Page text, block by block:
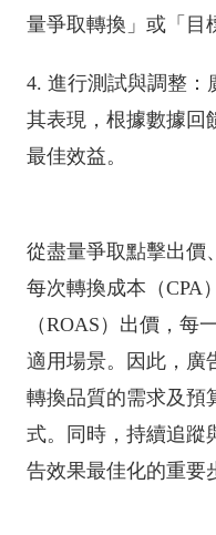
量爭取轉換」或「目
4. 進行測試與調整：
其表現，根據數據回
最佳效益。
從盡量爭取點擊出價
每次轉換成本（CPA
（ROAS）出價，每
適用場景。因此，廣
轉換品質的需求及預
式。同時，持續追蹤
告效果最佳化的重要